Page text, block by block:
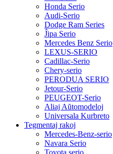
Honda Serio
Audi-Serio
Dodge Ram Series
Ĵipa Serio
Mercedes Benz Serio
LEXUS-SERIO
Cadillac-Serio
Chery-serio
PERODUA SERIO
Jetour-Serio
PEUGEOT-Serio
Aliaj Aŭtomodeloj
Universala Kurbreto
Tegmentaj rakoj
Mercedes-Benz-serio
Navara Serio
Toyota serio